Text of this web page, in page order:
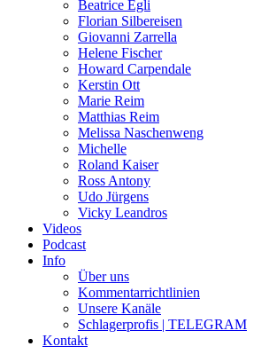
Beatrice Egli
Florian Silbereisen
Giovanni Zarrella
Helene Fischer
Howard Carpendale
Kerstin Ott
Marie Reim
Matthias Reim
Melissa Naschenweng
Michelle
Roland Kaiser
Ross Antony
Udo Jürgens
Vicky Leandros
Videos
Podcast
Info
Über uns
Kommentarrichtlinien
Unsere Kanäle
Schlagerprofis | TELEGRAM
Kontakt